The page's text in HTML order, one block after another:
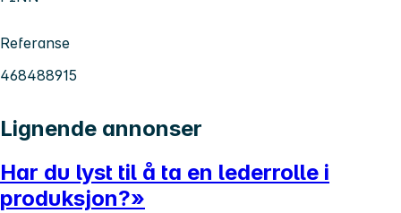
Referanse
468488915
Lignende annonser
Har du lyst til å ta en lederrolle i
produksjon?»